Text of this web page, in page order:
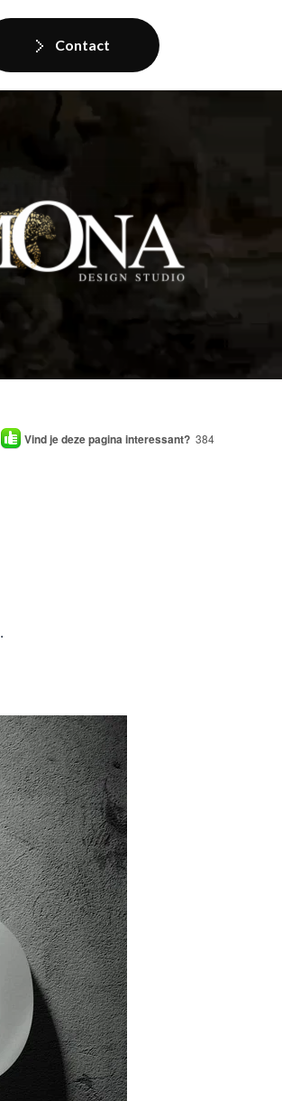
Contact
Vind je deze pagina interessant? 384
.